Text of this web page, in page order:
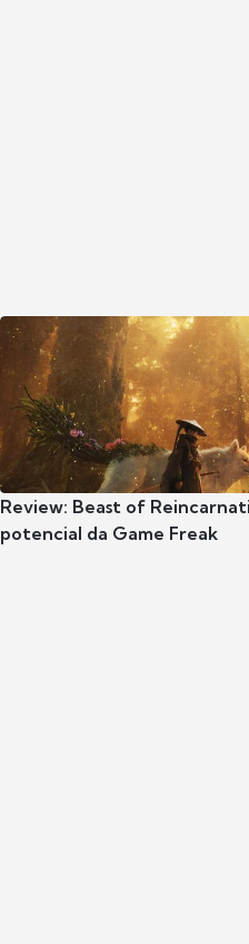
Review: Beast of
potencial da Game Freak